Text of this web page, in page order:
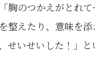
胸のつかえがとれ
整えたり、意味を
せいせいした！」